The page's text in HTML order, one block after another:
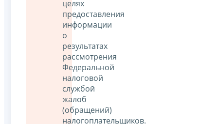
целях
предоставления
информации
о
результатах
рассмотрения
Федеральной
налоговой
службой
жалоб
(обращений)
налогоплательщиков.